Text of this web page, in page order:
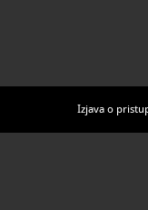
Izjava o